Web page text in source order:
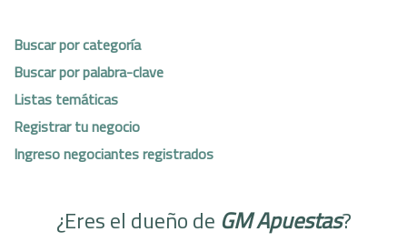
Buscar por categoría
Buscar por palabra-clave
Listas temáticas
Registrar tu negocio
Ingreso negociantes registrados
¿Eres el dueño de GM Apuestas?